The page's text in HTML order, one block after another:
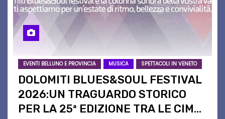
EVENTI BELLUNO E PROVINCIA MUSICA SPETTACOLI IN VENETO
DOLOMITI BLUES&SOUL FESTIVAL
2026:UN TRAGUARDO STORICO
PER LA 25ª EDIZIONE TRA LE CIME